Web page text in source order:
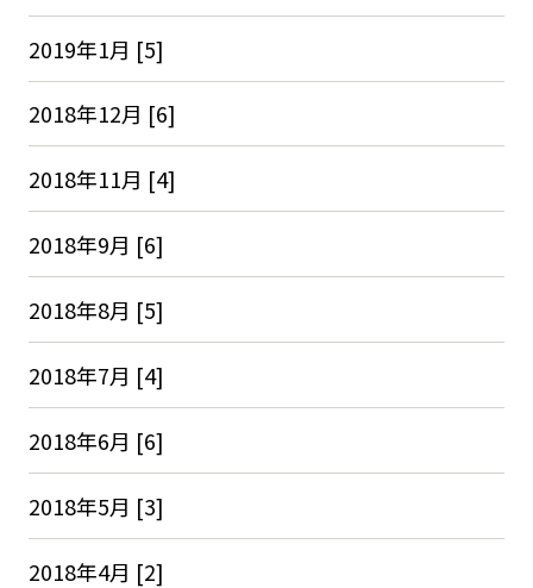
2019年1月 [5]
2018年12月 [6]
2018年11月 [4]
2018年9月 [6]
2018年8月 [5]
2018年7月 [4]
2018年6月 [6]
2018年5月 [3]
2018年4月 [2]